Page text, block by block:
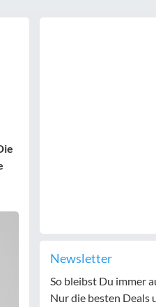
Newsletter
So bleibst Du immer
Nur die besten Deals